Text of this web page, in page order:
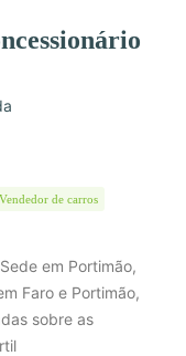
Vendedor de carros
em Portimão,
Faro e Portimão,
sobre as